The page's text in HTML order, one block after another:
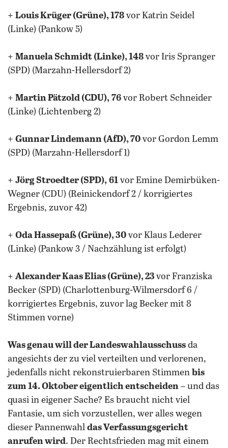
+ Louis Krüger (Grüne), 178 vor Katrin Seidel
(Linke) (Pankow 5)
+ Manuela Schmidt (Linke), 148 vor Iris Spranger
(SPD) (Marzahn-Hellersdorf 2)
+ Martin Pätzold (CDU), 76 vor Robert Schneider
(Linke) (Lichtenberg 2)
+ Gunnar Lindemann (AfD), 70 vor Gordon Lemm
(SPD) (Marzahn-Hellersdorf 1)
+ Jörg Stroedter (SPD), 61 vor Emine Demirbüken-
Wegner (CDU) (Reinickendorf 2 / korrigiertes
Ergebnis, zuvor 42)
+ Oda Hassepaß (Grüne), 30 vor Klaus Lederer
(Linke) (Pankow 3 / Nachzählung ist erfolgt)
+ Alexander Kaas Elias (Grüne), 23 vor Franziska
Becker (SPD) (Charlottenburg-Wilmersdorf 6 /
korrigiertes Ergebnis, zuvor lag Becker mit 8
Stimmen vorne)
Was genau will der Landeswahlausschuss da
angesichts der zu viel verteilten und verlorenen,
jedenfalls nicht rekonstruierbaren Stimmen bis
zum 14. Oktober eigentlich entscheiden – und das
quasi in eigener Sache? Es braucht nicht viel
Fantasie, um sich vorzustellen, wer alles wegen
dieser Pannenwahl das Verfassungsgericht
anrufen wird. Der Rechtsfrieden mag mit einem